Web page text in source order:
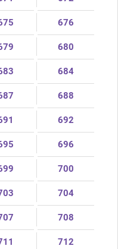
676
680
684
688
692
696
700
704
708
712